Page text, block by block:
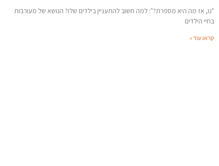
"נו, אז מה היא מספרת?": למה חשוב להתעניין בילדים שלו? הנושא של מעורבות
בחיי הילדים
קראו עוד »